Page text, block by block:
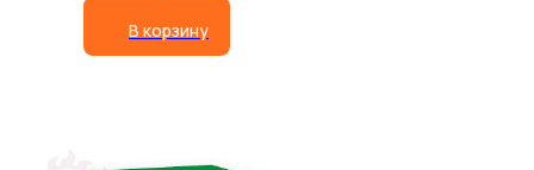
В корзину